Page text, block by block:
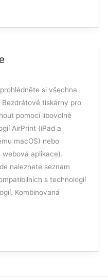
si všechna
tiskárny pro
pomocí libovolné
AirPrint (iPad a
macOS) nebo
aplikace).
naleznete seznam
s technologií
Kombinovaná